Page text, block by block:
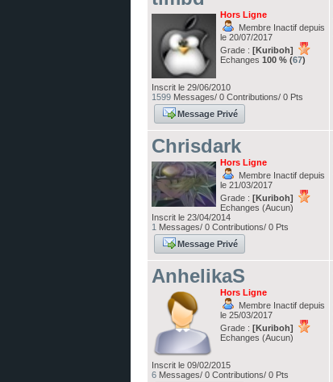
Hors Ligne
Membre Inactif depuis
le 20/07/2017
Grade : [Kuriboh]
Echanges 100 % (67)
Inscrit le 29/06/2010
1599 Messages/ 0 Contributions/ 0 Pts
Message Privé
Chrisdark
Hors Ligne
Membre Inactif depuis
le 21/03/2017
Grade : [Kuriboh]
Echanges (Aucun)
Inscrit le 23/04/2014
1 Messages/ 0 Contributions/ 0 Pts
Message Privé
AnhelikaS
Hors Ligne
Membre Inactif depuis
le 25/03/2017
Grade : [Kuriboh]
Echanges (Aucun)
Inscrit le 09/02/2015
6 Messages/ 0 Contributions/ 0 Pts